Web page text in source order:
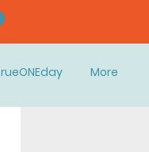
More